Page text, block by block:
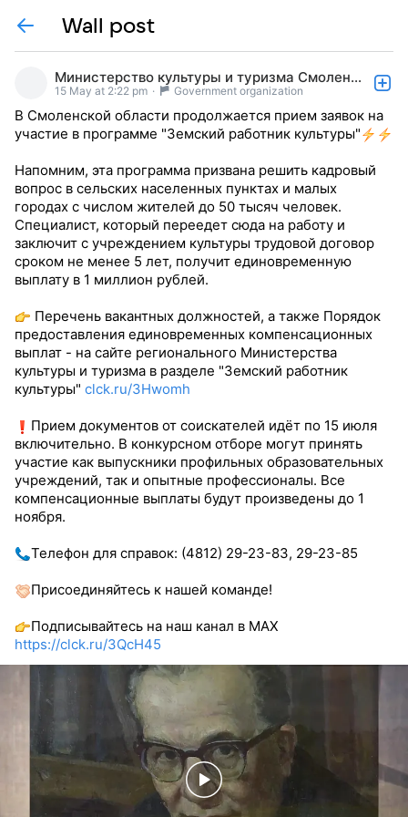
Wall post
Министерство культуры и туризма Смоленской обл
15 May at 2:22 pm · Government organization
В Смоленской области продолжается прием заявок на
участие в программе "Земский работник культуры"
Напомним, эта программа призвана решить кадровый
вопрос в сельских населенных пунктах и малых
городах с числом жителей до 50 тысяч человек.
Специалист, который переедет сюда на работу и
заключит с учреждением культуры трудовой договор
сроком не менее 5 лет, получит единовременную
выплату в 1 миллион рублей.
Перечень вакантных должностей, а также Порядок
предоставления единовременных компенсационных
выплат - на сайте регионального Министерства
культуры и туризма в разделе "Земский работник
культуры" clck.ru/3Hwomh
Прием документов от соискателей идёт по 15 июля
включительно. В конкурсном отборе могут принять
участие как выпускники профильных образовательных
учреждений, так и опытные профессионалы. Все
компенсационные выплаты будут произведены до 1
ноября.
Телефон для справок: (4812) 29-23-83, 29-23-85
Присоединяйтесь к нашей команде!
Подписывайтесь на наш канал в MAX
https://clck.ru/3QcH45